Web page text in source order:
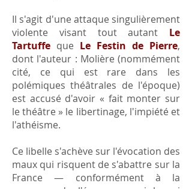
Il s'agit d'une attaque singulièrement
violente visant tout autant Le
Tartuffe que Le Festin de Pierre,
dont l'auteur : Molière (nommément
cité, ce qui est rare dans les
polémiques théâtrales de l'époque)
est accusé d'avoir « fait monter sur
le théâtre » le libertinage, l'impiété et
l'athéisme.
Ce libelle s'achève sur l'évocation des
maux qui risquent de s'abattre sur la
France — conformément à la